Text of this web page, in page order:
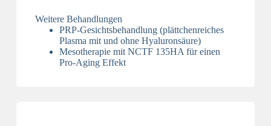
Weitere Behandlungen
PRP-Gesichtsbehandlung (plättchenreiches
Plasma mit und ohne Hyaluronsäure)
Mesotherapie mit NCTF 135HA für einen
Pro-Aging Effekt